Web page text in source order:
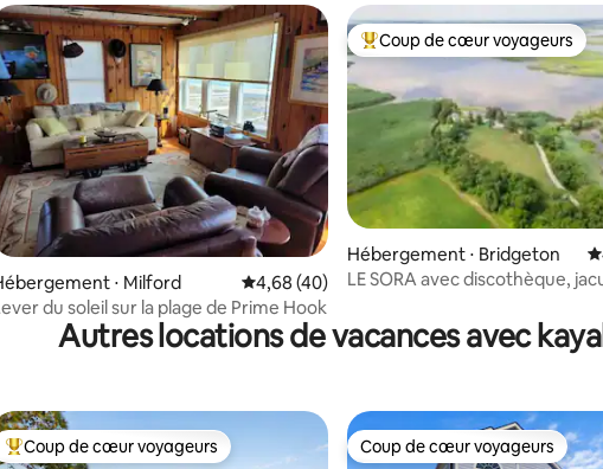
sur la base de 31 commentaires : 4,97 sur 5
⋅ Milford Évaluation moyenne sur la base de 40
4,68 (40)
du soleil sur la plage de Prime Hook
Coups de cœur voyageurs les
Coup de cœur voyageurs
Hébergement ⋅ Bridgeton
LE SORA avec discothèque,
Autres locations de vacances avec
Coups de cœur voyageurs les plus appréciés
Coup de cœur voyageurs Coup de cœur voyageurs
Coup de cœur voyageurs